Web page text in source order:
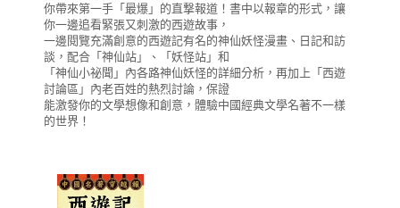
你帶來第一手「最爆」的直撃報道！書中以報章的形式，讓
你一邊追看緊張又刺激的西遊故事，
一邊閱覽充滿創意的西遊記有名的神仙妖怪漫畫、日記和訪
談，配合「神仙站」、「妖怪站」和
「神仙小祕聞」內各路神仙妖怪的詳細分析，再加上「西遊
討論區」內老百姓的熱烈討論，保證
能激發你的文學想像和創意，體驗中國經典文學名著不一樣
的世界！